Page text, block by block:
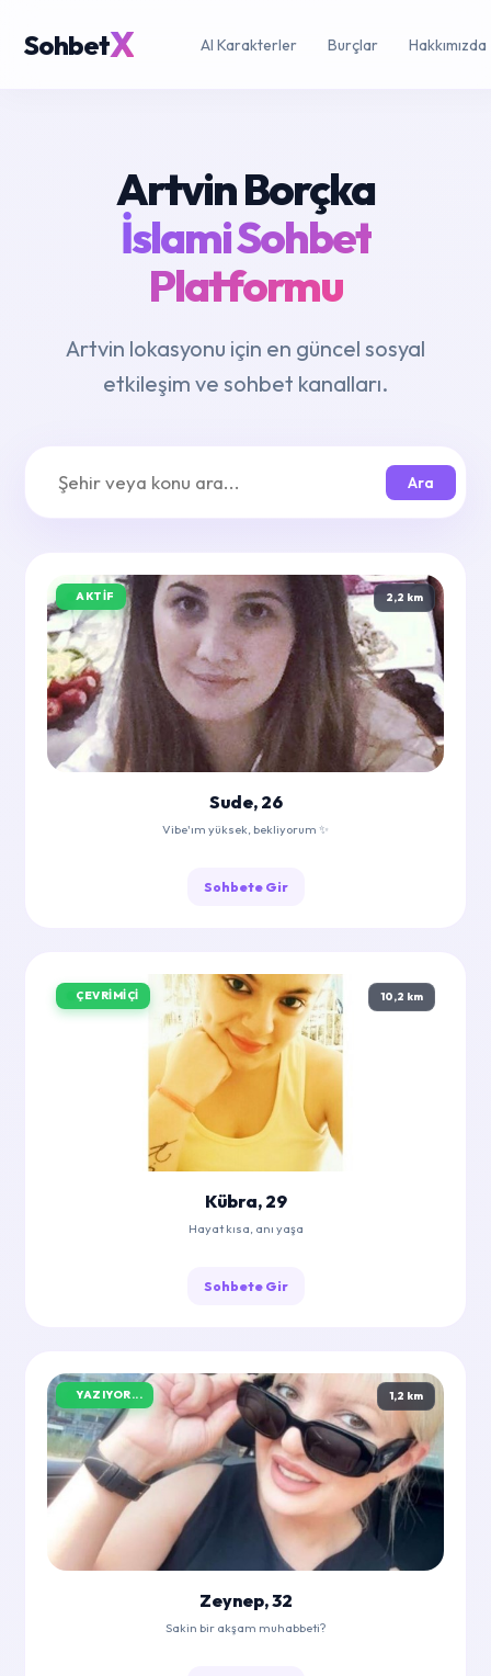
SohbetX AI Karakterler Burçlar Hakkımızda
Artvin Borçka
İslami Sohbet
Platformu
Artvin lokasyonu için en güncel sosyal
etkileşim ve sohbet kanalları.
Ara
AKTIF 2,2 km
Sude, 26
Vibe'ım yüksek, bekliyorum ✨
Sohbete Gir
ÇEVRIMIÇI 10,2 km
Kübra, 29
Hayat kısa, anı yaşa
Sohbete Gir
YAZIYOR... 1,2 km
Zeynep, 32
Sakin bir akşam muhabbeti?